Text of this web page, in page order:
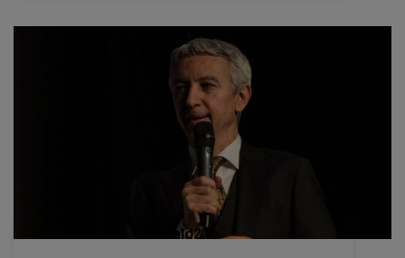
kanald2.ro